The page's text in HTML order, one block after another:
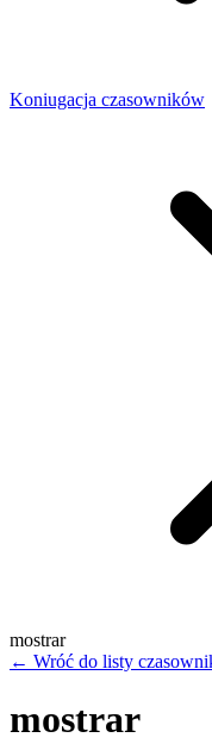
Koniugacja czasowników
mostrar
← Wróć do listy
mostrar